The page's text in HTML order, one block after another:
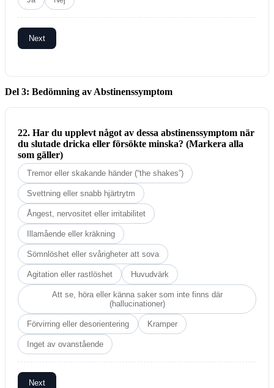
Next
Del 3: Bedömning av Abstinenssymptom
22. Har du upplevt något av dessa abstinenssymptom när
du slutade dricka eller försökte minska? (Markera alla
som gäller)
Tremor eller skakande händer (“the shakes”)
Svettning eller snabb hjärtrytm
Ångest, nervositet eller irritabilitet
Illamående eller kräkning
Sömnlöshet eller svårigheter att sova
Agitation eller rastlöshet Huvudvärk
Att se, höra eller känna saker som inte finns där
(hallucinationer)
Förvirring eller desorientering Kramper
Inget av ovanstående
Next